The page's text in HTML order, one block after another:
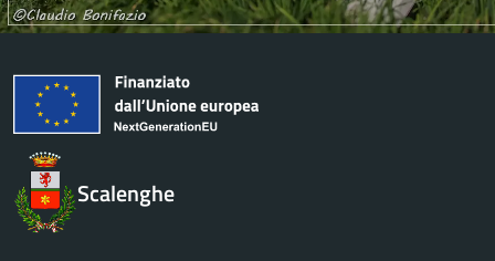
Scalenghe